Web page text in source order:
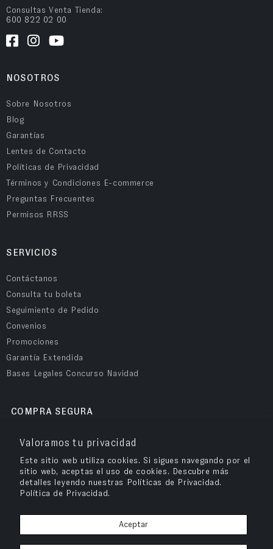
Valoramos tu privacidad
Este sitio web utiliza cookies. Si sigues navegando por el
sitio web, aceptas el uso de cookies. Descubre más
detalles leyendo nuestras Políticas de Privacidad.
Política de Privacidad.
Aceptar
Consultas Venta Tienda:
600 822 02 00
NOSOTROS
Sobre Nosotros
Blog
Garantías
Lentes de Contacto
Políticas de Privacidad
Términos y Condiciones E-commerce
Preguntas Frecuentes
Permisos RRSS
SERVICIOS
Contáctanos
Consulta tu boleta
Seguimiento de Pedido
Convenios
Promociones
Garantía Extendida
Bases Legales Concurso Navidad
COMPRA SEGURA